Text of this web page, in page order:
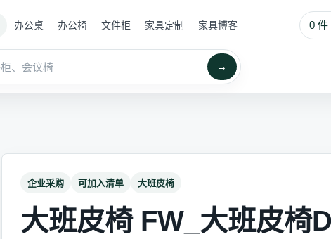
0 件
办公桌 办公椅 文件柜 家具定制 家具博客
→
企业采购 可加入清单 大班皮椅
大班皮椅 FW_大班皮椅